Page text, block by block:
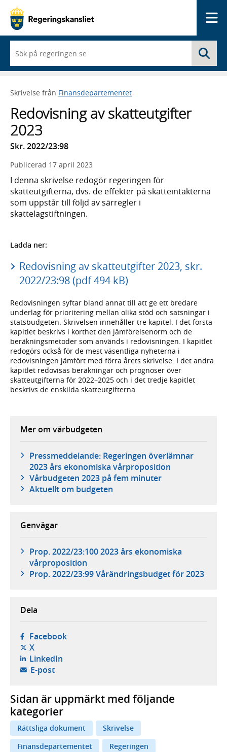
du
börjar
skriva
framträder
lista
med
sökförslag
Skrivelse från Finansdepartementet
Redovisning av skatteutgifter
2023
Skr. 2022/23:98
Publicerad 17 april 2023
I denna skrivelse redogör regeringen för
skatteutgifterna, dvs. de effekter på skatteintäkterna
som uppstår till följd av särregler i
skattelagstiftningen.
Ladda ner:
Redovisning av skatteutgifter 2023, skr.
2022/23:98 (pdf 494 kB)
Redovisningen syftar bland annat till att ge ett bredare
underlag för prioritering mellan olika stöd och satsningar i
statsbudgeten. Skrivelsen innehåller tre kapitel. I det första
kapitlet beskrivs i korthet den jämförelsenorm och de
beräkningsmetoder som används i redovisningen. I kapitlet
redogörs också för de mest väsentliga nyheterna i
redovisningen jämfört med förra årets skrivelse. I det andra
kapitlet redovisas beräkningar och prognoser över
skatteutgifterna för 2022–2025 och i det tredje kapitlet
beskrivs de enskilda skatteutgifterna.
Mer om vårbudgeten
Pressmeddelande: Regeringen överlämnar
2023 års ekonomiska vårproposition
Vårbudgeten 2023 på fem minuter
Aktuellt om budgeten
Genvägar
Prop. 2022/23:100 2023 års ekonomiska
vårproposition
Prop. 2022/23:99 Vårändringsbudget för 2023
Dela
Facebook- öppnas i ny flik, extern webbplats,
X- öppnas i ny flik, extern webbplats,
LinkedIn- öppnas i ny flik, extern webbplats,
E-post- öppnar din e-postklient,
Sidan är uppmärkt med följande
kategorier
Rättsliga dokument
Skrivelse
Finansdepartementet
Regeringen